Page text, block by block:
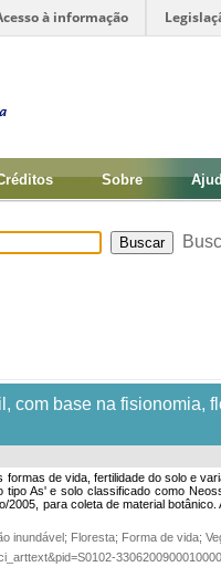
à informação
Sobre
com base na fisionomia,
de vida, fertilidade do solo e
As' e solo classificado como
para coleta de material
inundável; Floresta; Forma de vida;